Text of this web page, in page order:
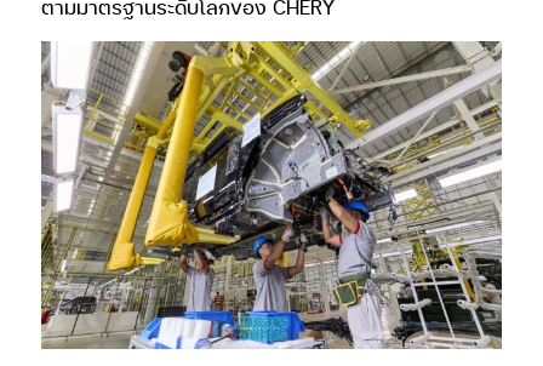
ตามมาตรฐานระดับโลกของ CHERY